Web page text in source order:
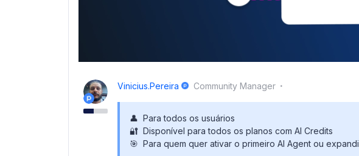
Vinicius.pereira Community Manager
👤 Para todos os usuários
🔐 Disponível para todos os planos com AI Credits
🎯 Para quem quer ativar o primeiro AI Agent ou